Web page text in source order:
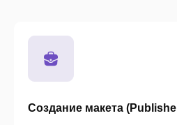
Создание макета